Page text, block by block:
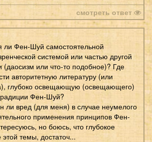
смотреть ответ
ли Фен-Шуй самостоятельной
системой или частью другой
(даосизм или что-то подобное)? Где
авторитетную литературу (или
глубоко освещающую (освещающего)
Фен-Шуй?
ли вред (для меня) в случае неумелого
применения принципов Фен-
но боюсь, что глубокое
этой темы, достаточ...